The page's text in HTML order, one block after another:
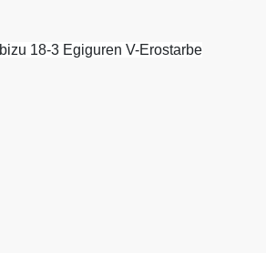
18-3 Egiguren V-Erostarbe